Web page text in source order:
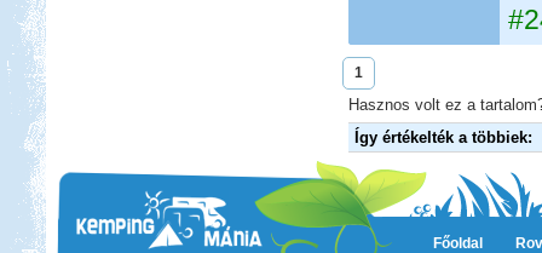
1
Hasznos volt ez a
Így értékelték a többiek:
Főoldal